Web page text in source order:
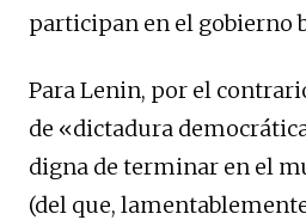
participan en el gobierno
Para Lenin, por el
de «dictadura
digna de terminar en el
(del que,